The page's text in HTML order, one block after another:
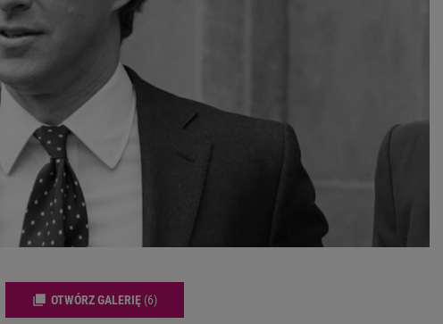
OTWÓRZ GALERIĘ (6)